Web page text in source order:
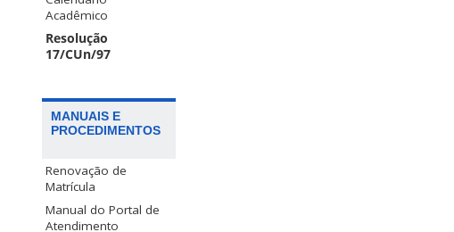
Acadêmico
Resolução
17/CUn/97
MANUAIS E
PROCEDIMENTOS
Renovação de
Matrícula
Manual do Portal de
Atendimento